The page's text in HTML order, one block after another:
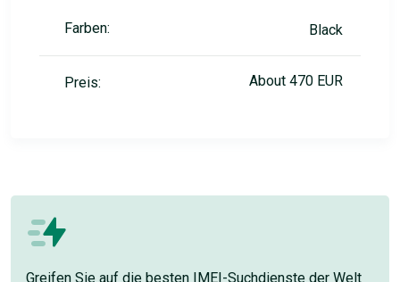
Farben: Black
Preis: About 470 EUR
Greifen Sie auf die besten IMEI-Suchdienste der Welt